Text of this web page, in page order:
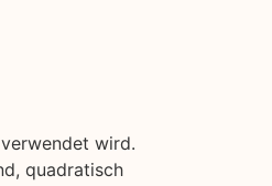
wird.
quadratisch